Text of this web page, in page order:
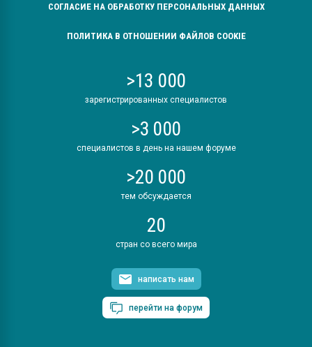
СОГЛАСИЕ НА ОБРАБОТКУ ПЕРСОНАЛЬНЫХ ДАННЫХ
ПОЛИТИКА В ОТНОШЕНИИ ФАЙЛОВ COOKIE
>13 000
зарегистрированных специалистов
>3 000
специалистов в день на нашем форуме
>20 000
тем обсуждается
20
стран со всего мира
написать нам
перейти на форум